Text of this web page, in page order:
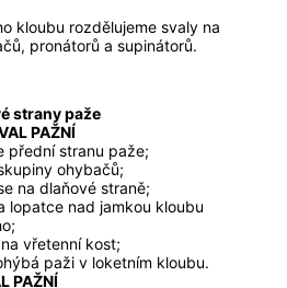
kloubu rozdělujeme svaly na
pronátorů a supinátorů.
strany paže
PAŽNÍ
přední stranu paže;
ohybačů;
na dlaňové straně;
lopatce nad jamkou kloubu
vřetenní kost;
paži v loketním kloubu.
PAŽNÍ